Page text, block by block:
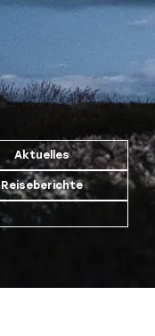
Aktuelles
Reiseberichte